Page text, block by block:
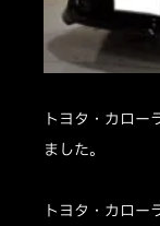
トヨタ・カロー
ました。
トヨタ・カロー